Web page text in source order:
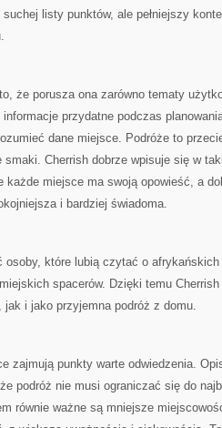
suchej listy punktów, ale pełniejszy
że porusza ona zarówno tematy
przydatne podczas
dane miejsce. Podróże to
smaki. Cherrish dobrze wpisuje się w
miejsce ma swoją opowieść, a
i bardziej świadoma.
osoby, które lubią czytać o
spacerów. Dzięki temu
jak i jako przyjemna podróż z domu.
zajmują punkty warte odwiedzenia.
podróż nie musi ograniczać się do
równie ważne są mniejsze